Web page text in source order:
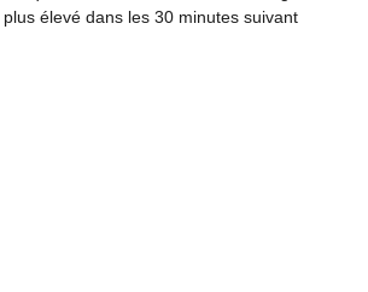
élevé dans les 30 minutes suivant